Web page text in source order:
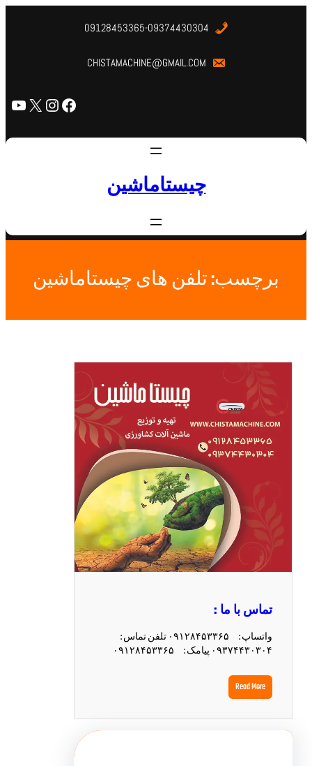
09128453365-09374430304
CHISTAMACHINE@GMAIL.COM
چیستاماشین
برچسب:تلفن های چیستاماشین
تماس با ما :
واتساپ : ۰۹۱۲۸۴۵۳۳۶۵ تلفن تماس :
۰۹۳۷۴۴۳۰۳۰۴ پیامک : ۰۹۱۲۸۴۵۳۳۶۵
Read More